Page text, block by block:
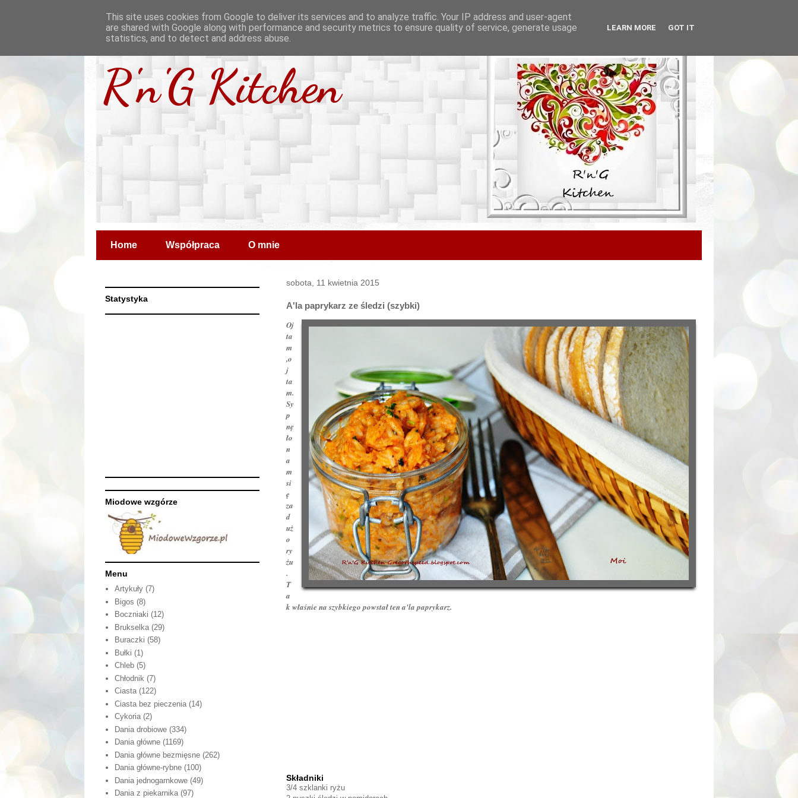
R'n'G Kitchen
Home Współpraca O mnie
sobota, 11 kwietnia 2015
A'la paprykarz ze śledzi (szybki)
Oj
ta
m
,o
j
ta
m.
Sy
p
nę
ło
n
a
m
si
ę
za
d
uż
o
ry
żu
.
T
a
k właśnie na szybkiego powstał ten a'la paprykarz.
Składniki
3/4 szklanki ryżu
Statystyka
Miodowe wzgórze
Menu
Artykuły (7)
Bigos (8)
Boczniaki (12)
Brukselka (29)
Buraczki (58)
Bułki (1)
Chleb (5)
Chłodnik (7)
Ciasta (122)
Ciasta bez pieczenia (14)
Cykoria (2)
Dania drobiowe (334)
Dania główne (1169)
Dania główne bezmięsne (262)
Dania główne-rybne (100)
Dania jednogarnkowe (49)
Dania z piekarnika (97)
This site uses cookies from Google to deliver its services and to analyze traffic. Your IP address and user-agent
are shared with Google along with performance and security metrics to ensure quality of service, generate usage
statistics, and to detect and address abuse.
LEARN MORE GOT IT